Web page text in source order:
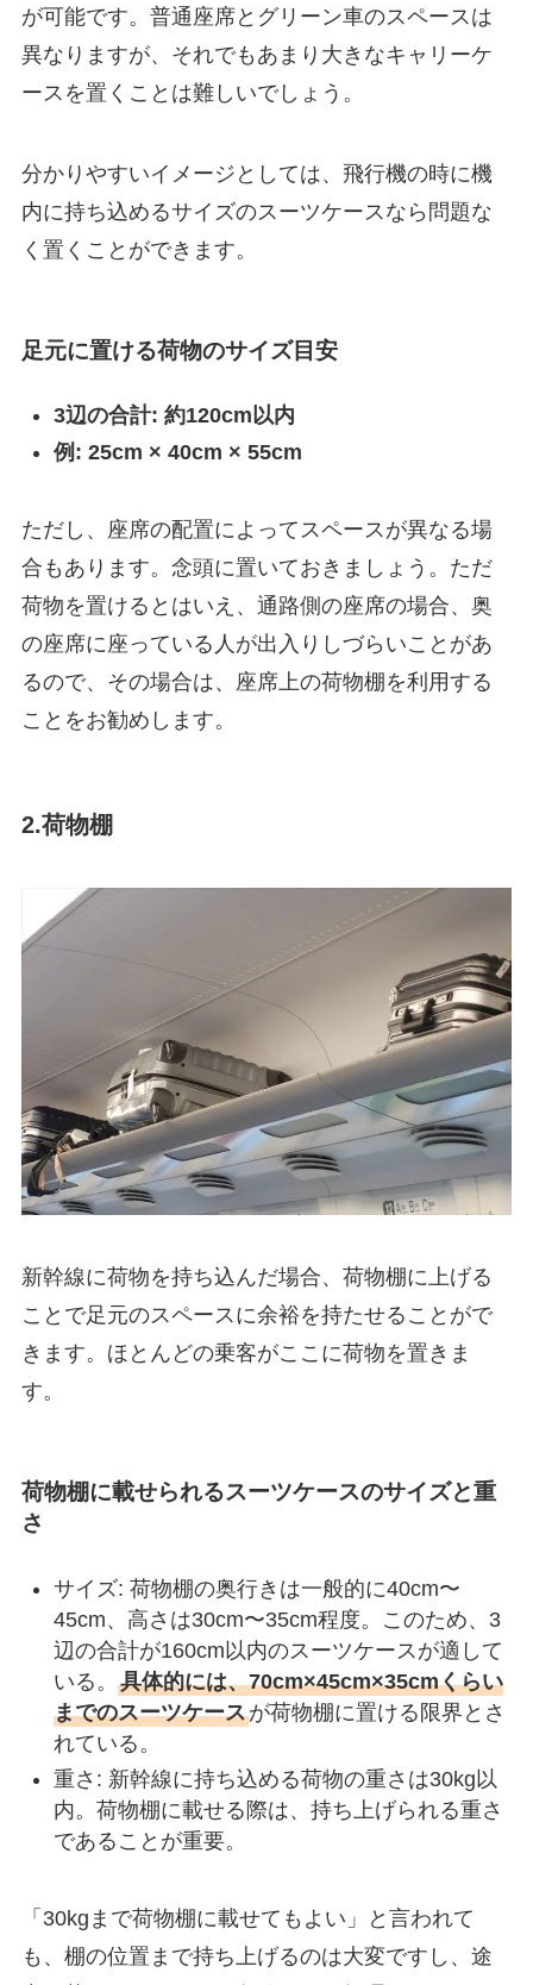
が可能です。普通座席とグリーン車のスペースは
異なりますが、それでもあまり大きなキャリーケ
ースを置くことは難しいでしょう。
分かりやすいイメージとしては、飛行機の時に機
内に持ち込めるサイズのスーツケースなら問題な
く置くことができます。
足元に置ける荷物のサイズ目安
3辺の合計: 約120cm以内
例: 25cm × 40cm × 55cm
ただし、座席の配置によってスペースが異なる場
合もあります。念頭に置いておきましょう。ただ
荷物を置けるとはいえ、通路側の座席の場合、奥
の座席に座っている人が出入りしづらいことがあ
るので、その場合は、座席上の荷物棚を利用する
ことをお勧めします。
2.荷物棚
新幹線に荷物を持ち込んだ場合、荷物棚に上げる
ことで足元のスペースに余裕を持たせることがで
きます。ほとんどの乗客がここに荷物を置きま
す。
荷物棚に載せられるスーツケースのサイズと重
さ
サイズ: 荷物棚の奥行きは一般的に40cm〜
45cm、高さは30cm〜35cm程度。このため、3
辺の合計が160cm以内のスーツケースが適して
いる。 具体的には、70cm×45cm×35cmくらい
までのスーツケースが荷物棚に置ける限界とさ
れている。
重さ: 新幹線に持ち込める荷物の重さは30kg以
内。荷物棚に載せる際は、持ち上げられる重さ
であることが重要。
「30kgまで荷物棚に載せてもよい」と言われて
も、棚の位置まで持ち上げるのは大変ですし、途